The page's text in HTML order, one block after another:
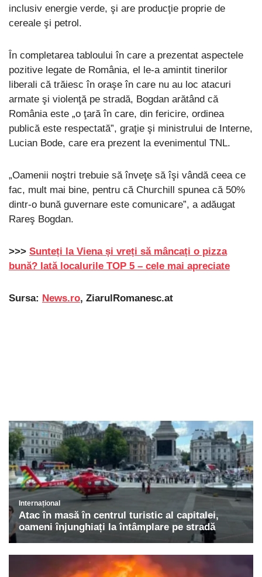
inclusiv energie verde, şi are producţie proprie de
cereale şi petrol.
În completarea tabloului în care a prezentat aspectele
pozitive legate de România, el le-a amintit tinerilor
liberali că trăiesc în oraşe în care nu au loc atacuri
armate şi violenţă pe stradă, Bogdan arătând că
România este „o ţară în care, din fericire, ordinea
publică este respectată”, graţie şi ministrului de Interne,
Lucian Bode, care era prezent la evenimentul TNL.
„Oamenii noştri trebuie să înveţe să îşi vândă ceea ce
fac, mult mai bine, pentru că Churchill spunea că 50%
dintr-o bună guvernare este comunicare”, a adăugat
Rareş Bogdan.
>>> Sunteți la Viena și vreți să mâncați o pizza
bună? Iată localurile TOP 5 – cele mai apreciate
Sursa: News.ro, ZiarulRomanesc.at